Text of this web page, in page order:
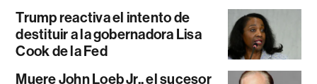
Trump reactiva el intento de
destituir a la gobernadora Lisa
Cook de la Fed
Muere John Loeb Jr., el sucesor